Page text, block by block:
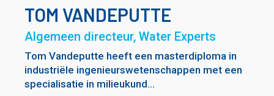
TOM VANDEPUTTE
Algemeen directeur, Water Experts
Tom Vandeputte heeft een masterdiploma in
industriële ingenieurswetenschappen met een
specialisatie in milieukund...